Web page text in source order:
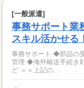
[一般派遣]
事務サポート
スキル活かせる
事務サポート ◆部品の受発注、実績データ分析 ◆見積り作成 ◆納期
管理 ◆海外輸送手続き
ど ＝＝上記の...